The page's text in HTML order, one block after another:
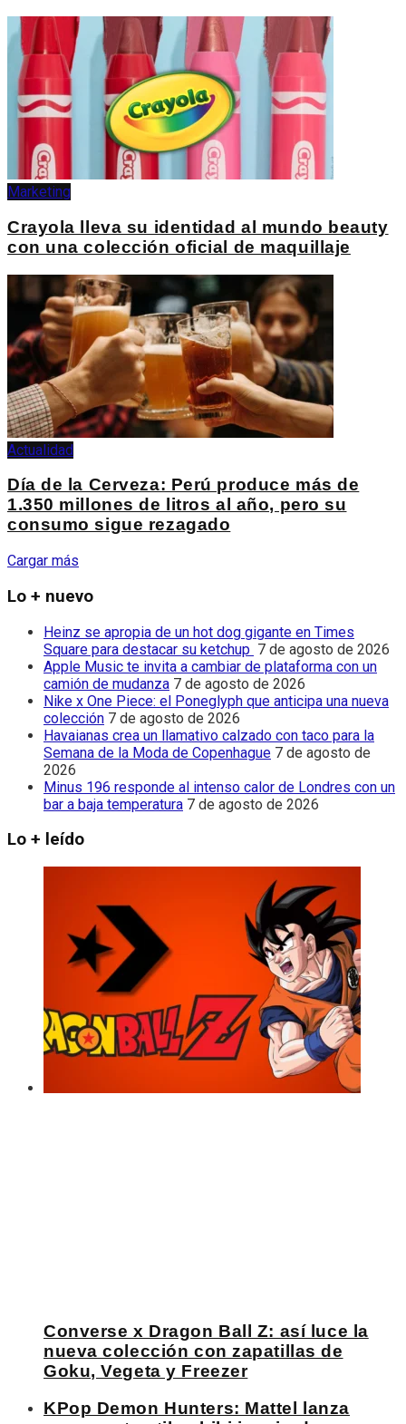
Marketing
Crayola lleva su identidad al mundo beauty
con una colección oficial de maquillaje
Actualidad
Día de la Cerveza: Perú produce más de
1.350 millones de litros al año, pero su
consumo sigue rezagado
Cargar más
Lo + nuevo
Heinz se apropia de un hot dog gigante en Times
Square para destacar su ketchup 7 de agosto de 2026
Apple Music te invita a cambiar de plataforma con un
camión de mudanza 7 de agosto de 2026
Nike x One Piece: el Poneglyph que anticipa una nueva
colección 7 de agosto de 2026
Havaianas crea un llamativo calzado con taco para la
Semana de la Moda de Copenhague 7 de agosto de
2026
Minus 196 responde al intenso calor de Londres con un
bar a baja temperatura 7 de agosto de 2026
Lo + leído
Converse x Dragon Ball Z: así luce la
nueva colección con zapatillas de
Goku, Vegeta y Freezer
KPop Demon Hunters: Mattel lanza